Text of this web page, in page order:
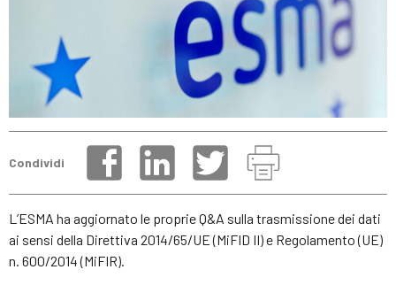
Condividi
L’ESMA ha aggiornato le proprie Q&A sulla trasmissione dei dati
ai sensi della Direttiva 2014/65/UE (MiFID II) e Regolamento (UE)
n. 600/2014 (MiFIR).